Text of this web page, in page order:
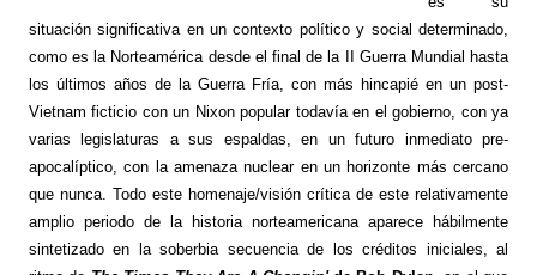
situación significativa en un contexto político y social determinado,
como es la Norteamérica desde el final de la II Guerra Mundial hasta
los últimos años de la Guerra Fría, con más hincapié en un post-
Vietnam ficticio con un Nixon popular todavía en el gobierno, con ya
varias legislaturas a sus espaldas, en un futuro inmediato pre-
apocalíptico, con la amenaza nuclear en un horizonte más cercano
que nunca. Todo este homenaje/visión crítica de este relativamente
amplio periodo de la historia norteamericana aparece hábilmente
sintetizado en la soberbia secuencia de los créditos iniciales, al